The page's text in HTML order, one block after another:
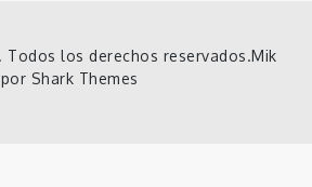
los derechos reservados.Mik
por Shark Themes